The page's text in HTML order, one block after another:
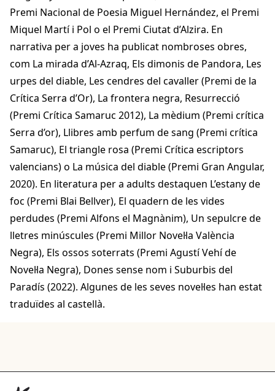
Premi Nacional de Poesia Miguel Hernández, el Premi
Miquel Martí i Pol o el Premi Ciutat d’Alzira. En
narrativa per a joves ha publicat nombroses obres,
com La mirada d’Al-Azraq, Els dimonis de Pandora, Les
urpes del diable, Les cendres del cavaller (Premi de la
Crítica Serra d’Or), La frontera negra, Resurrecció
(Premi Crítica Samaruc 2012), La mèdium (Premi crítica
Serra d’or), Llibres amb perfum de sang (Premi crítica
Samaruc), El triangle rosa (Premi Crítica escriptors
valencians) o La música del diable (Premi Gran Angular,
2020). En literatura per a adults destaquen L’estany de
foc (Premi Blai Bellver), El quadern de les vides
perdudes (Premi Alfons el Magnànim), Un sepulcre de
lletres minúscules (Premi Millor Novel·la València
Negra), Els ossos soterrats (Premi Agustí Vehí de
Novel·la Negra), Dones sense nom i Suburbis del
Paradís (2022). Algunes de les seves novel·les han estat
traduïdes al castellà.